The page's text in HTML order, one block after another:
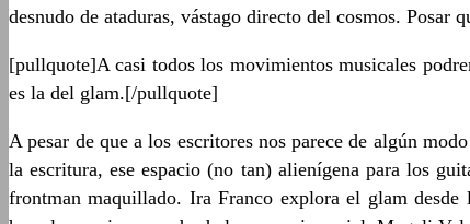
desnudo de ataduras, vástago directo del cosmos. Posar
[pullquote]A casi todos los movimientos musicales
es la del glam.[/pullquote]
A pesar de que a los escritores nos parece de algún
la escritura, ese espacio (no tan) alienígena para los
frontman maquillado. Ira Franco explora el glam